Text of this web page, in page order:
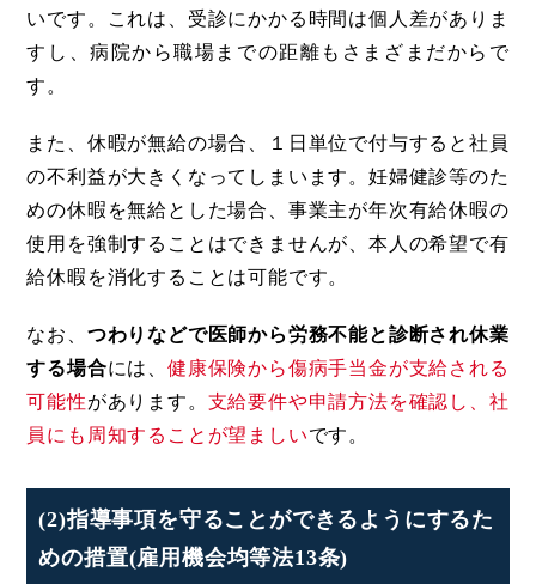
いです。これは、受診にかかる時間は個人差がありま
すし、病院から職場までの距離もさまざまだからで
す。
また、休暇が無給の場合、１日単位で付与すると社員
の不利益が大きくなってしまいます。妊婦健診等のた
めの休暇を無給とした場合、事業主が年次有給休暇の
使用を強制することはできませんが、本人の希望で有
給休暇を消化することは可能です。
なお、 つわりなどで医師から労務不能と診断され休業
する場合には、 健康保険から傷病手当金が支給される
可能性があります。 支給要件や申請方法を確認し、社
員にも周知することが望ましいです。
(2)指導事項を守ることができるようにするた
めの措置(雇用機会均等法13条)